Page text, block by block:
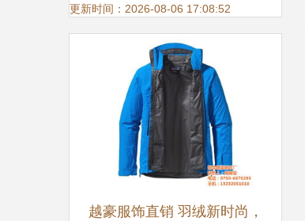
设备转让_世界工厂网中国产
品信息库
更新时间：2026-08-06 17:08:52
越豪服饰直销 羽绒新时尚，